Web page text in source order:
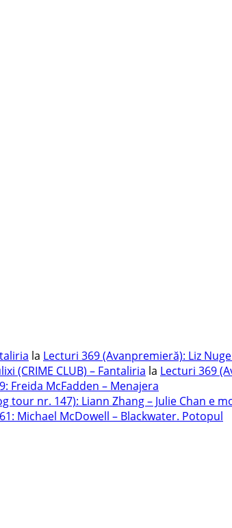
la Lecturi 369 (Avanpremieră): Liz
(CRIME CLUB) – Fantaliria la Lecturi 369
Freida McFadden – Menajera
tour nr. 147): Liann Zhang – Julie Chan e
Michael McDowell – Blackwater. Potopul